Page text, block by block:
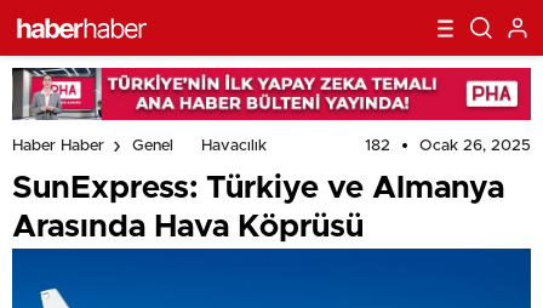
Haber Haber Genel Havacılık 182 Ocak 26, 2025
SunExpress: Türkiye ve Almanya
Arasında Hava Köprüsü